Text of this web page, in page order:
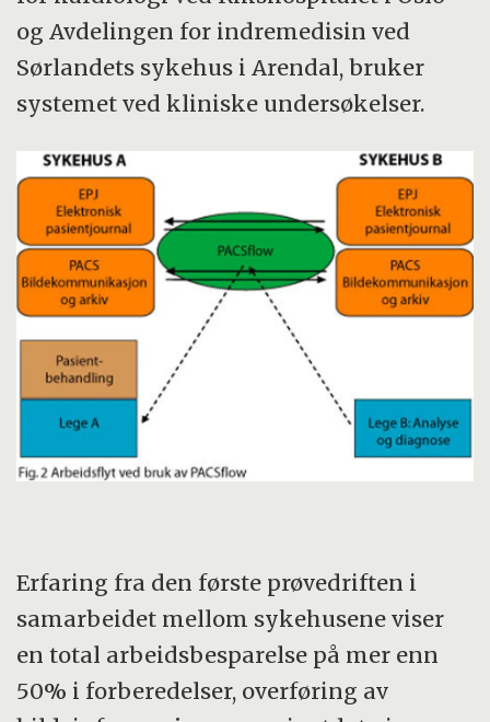
og Avdelingen for indremedisin ved
Sørlandets sykehus i Arendal, bruker
systemet ved kliniske undersøkelser.
Erfaring fra den første prøvedriften i
samarbeidet mellom sykehusene viser
en total arbeidsbesparelse på mer enn
50% i forberedelser, overføring av